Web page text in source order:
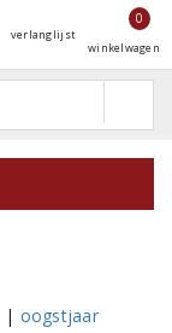
verlanglijst
0
winkelwagen
| oogstjaar